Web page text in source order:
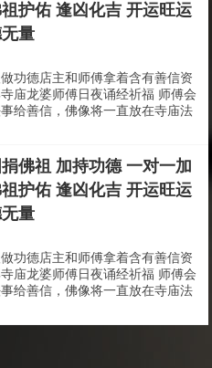
护佑 逢凶化吉 开运旺运
量
功德店主和师傅拿着含有善信资
庙龙婆师傅日夜诵经祈福 师傅会
给善信，佛像将一直放在寺庙法
佛祖 加持功德 一对一加
护佑 逢凶化吉 开运旺运
量
功德店主和师傅拿着含有善信资
庙龙婆师傅日夜诵经祈福 师傅会
给善信，佛像将一直放在寺庙法